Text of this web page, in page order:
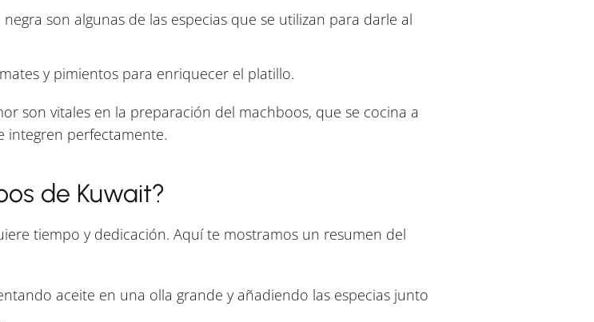
son algunas de las especias que se utilizan para darle al
y pimientos para enriquecer el platillo.
son vitales en la preparación del machboos, que se cocina a
integren perfectamente.
de Kuwait?
tiempo y dedicación. Aquí te mostramos un resumen del
aceite en una olla grande y añadiendo las especias junto